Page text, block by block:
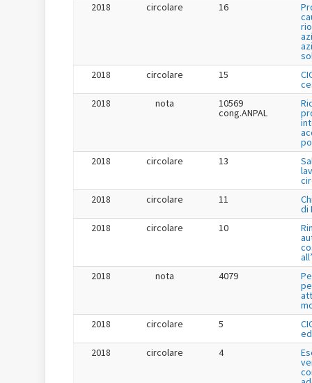
2018
circolare 16
2018
circolare 15
2018
nota 10569
cong.ANPAL
2018
circolare 13
2018
circolare 11
di
2018
circolare 10
2018
nota 4079
2018
circolare 5
2018
circolare 4